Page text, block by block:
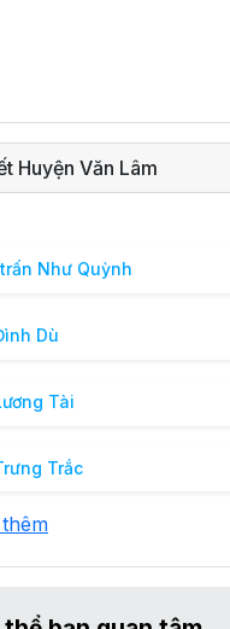
Huyện Văn Lâm
Như Quỳnh
Dù
Tài
Trắc